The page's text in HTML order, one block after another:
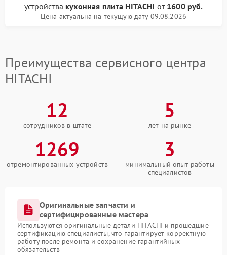
устройства кухонная плита HITACHI от 1600 руб.
Цена актуальна на текущую дату 09.08.2026
Преимущества сервисного центра
HITACHI
12
сотрудников в штате
5
лет на рынке
1269
отремонтированных устройств
3
минимальный опыт работы
специалистов
Оригинальные запчасти и
сертифицированные мастера
Используются оригинальные детали HITACHI и прошедшие
сертификацию специалисты, что гарантирует корректную
работу после ремонта и сохранение гарантийных
обязательств